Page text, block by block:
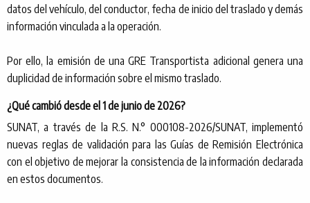
datos del vehículo, del conductor, fecha de inicio del traslado y demás
información vinculada a la operación.
Por ello, la emisión de una GRE Transportista adicional genera una
duplicidad de información sobre el mismo traslado.
¿Qué cambió desde el 1 de junio de 2026?
SUNAT, a través de la R.S. N.° 000108-2026/SUNAT, implementó
nuevas reglas de validación para las Guías de Remisión Electrónica
con el objetivo de mejorar la consistencia de la información declarada
en estos documentos.